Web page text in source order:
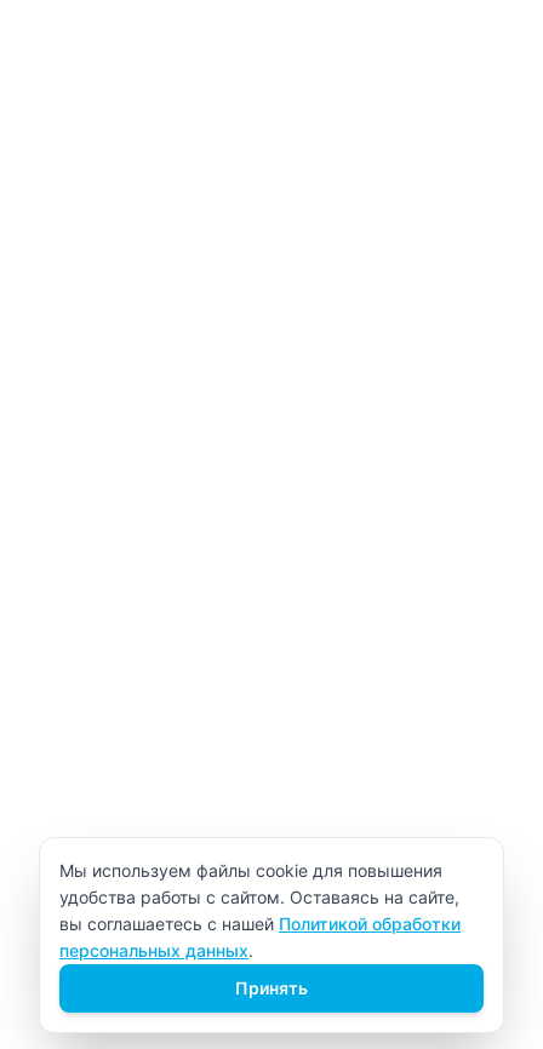
Уведомление об использовании cookie
Мы используем файлы cookie для повышения
удобства работы с сайтом. Оставаясь на сайте,
вы соглашаетесь с нашей Политикой обработки
персональных данных.
Принять